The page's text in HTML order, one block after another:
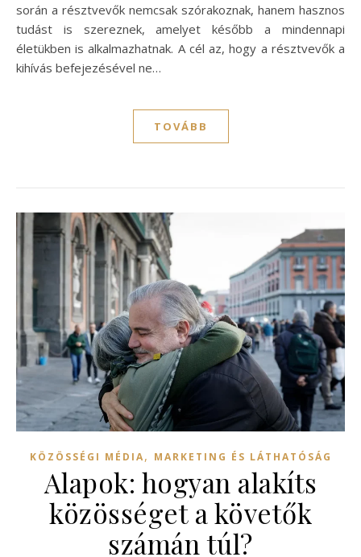
során a résztvevők nemcsak szórakoznak, hanem hasznos
tudást is szereznek, amelyet később a mindennapi
életükben is alkalmazhatnak. A cél az, hogy a résztvevők a
kihívás befejezésével ne…
TOVÁBB
KÖZÖSSÉGI MÉDIA, MARKETING ÉS LÁTHATÓSÁG
Alapok: hogyan alakíts
közösséget a követők
számán túl?